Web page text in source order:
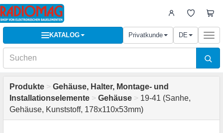
KATALOG Privatkunde DE
Produkte > Gehäuse, Halter, Montage- und
Installationselemente > Gehäuse > 19-41 (Sanhe,
Gehäuse, Kunststoff, 178x110x53mm)